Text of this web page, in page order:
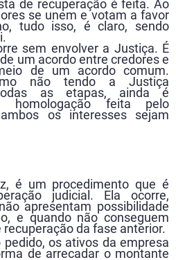
de recuperação é feita. Ao
se unem e votam a favor
tudo isso, é claro, sendo
sem envolver a Justiça. É
um acordo entre credores e
de um acordo comum.
não tendo a Justiça
as etapas, ainda é
homologação feita pelo
os interesses sejam
é um procedimento que é
judicial. Ela ocorre,
apresentam possibilidade
e quando não conseguem
da fase anterior.
os ativos da empresa
de arrecadar o montante